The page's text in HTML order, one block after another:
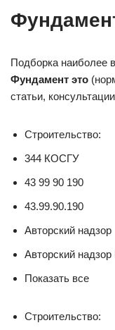
Подборка наиболее
Фундамент это
статьи,
Строительство:
344 КОСГУ
43 99 90 190
43.99.90.190
Авторский надзор
Авторский
Показать все
Строительство: